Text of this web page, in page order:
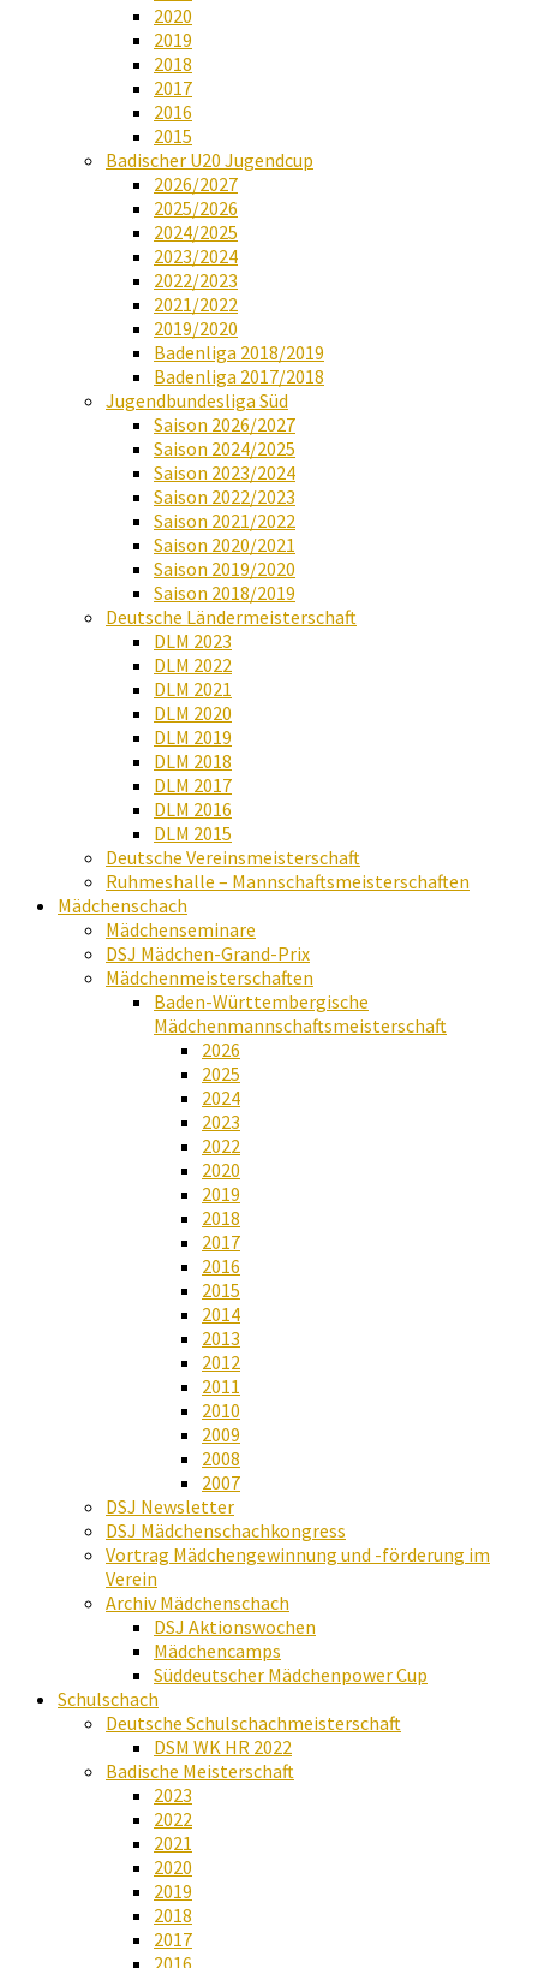
2020
2019
2018
2017
2016
2015
Badischer U20 Jugendcup
2026/2027
2025/2026
2024/2025
2023/2024
2022/2023
2021/2022
2019/2020
Badenliga 2018/2019
Badenliga 2017/2018
Jugendbundesliga Süd
Saison 2026/2027
Saison 2024/2025
Saison 2023/2024
Saison 2022/2023
Saison 2021/2022
Saison 2020/2021
Saison 2019/2020
Saison 2018/2019
Deutsche Ländermeisterschaft
DLM 2023
DLM 2022
DLM 2021
DLM 2020
DLM 2019
DLM 2018
DLM 2017
DLM 2016
DLM 2015
Deutsche Vereinsmeisterschaft
Ruhmeshalle – Mannschaftsmeisterschaften
Mädchenschach
Mädchenseminare
DSJ Mädchen-Grand-Prix
Mädchenmeisterschaften
Baden-Württembergische
Mädchenmannschaftsmeisterschaft
2026
2025
2024
2023
2022
2020
2019
2018
2017
2016
2015
2014
2013
2012
2011
2010
2009
2008
2007
DSJ Newsletter
DSJ Mädchenschachkongress
Vortrag Mädchengewinnung und -förderung im
Verein
Archiv Mädchenschach
DSJ Aktionswochen
Mädchencamps
Süddeutscher Mädchenpower Cup
Schulschach
Deutsche Schulschachmeisterschaft
DSM WK HR 2022
Badische Meisterschaft
2023
2022
2021
2020
2019
2018
2017
2016